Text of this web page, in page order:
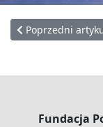
Poprzedni
Poprzedni
Fundacja